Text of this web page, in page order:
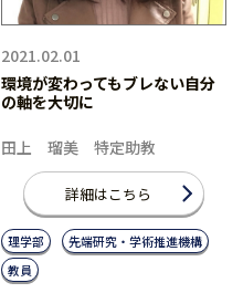
2021.02.01
環境が変わってもブレない自分
の軸を大切に
田上 瑠美 特定助教
詳細はこちら
理学部
先端研究・学術推進機構
教員